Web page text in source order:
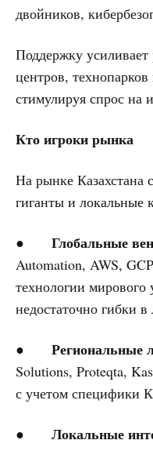
двойников,
Поддержку усиливает
центров,
стимулируя спрос на
Кто игроки рынка
На рынке Казахстана
гиганты и локальные
● Глобальные
Automation, AWS,
технологии мирового
недостаточно гибки в
● Региональные
Solutions, Proteqta,
с учетом специфики
● Локальные